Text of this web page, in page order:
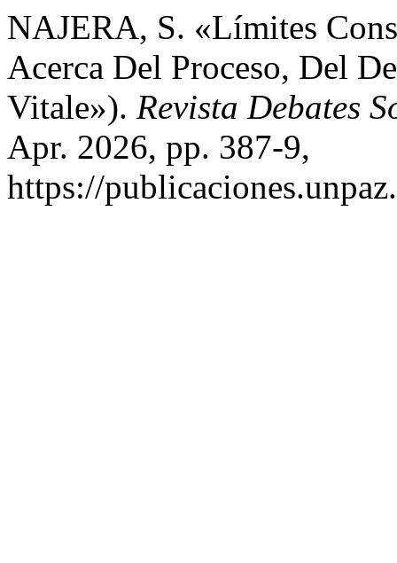
NAJERA, S. «Límites
Acerca Del Proceso, Del
Vitale»). Revista Debates
Apr. 2026, pp. 387-9,
https://